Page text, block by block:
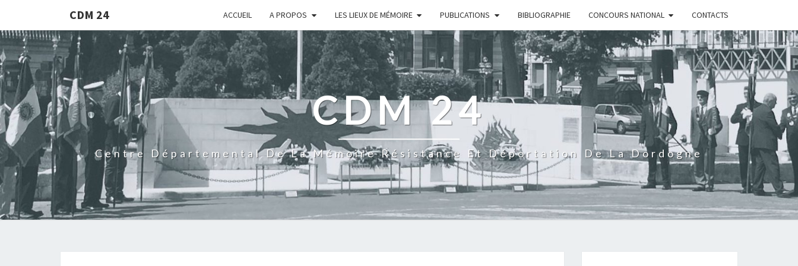
CDM 24 ACCUEIL A PROPOS LES LIEUX DE MÉMOIRE PUBLICATIONS BIBLIOGRAPHIE CONCOURS NATIONAL CONTACTS
CDM 24
Centre Départemental De La Mémoire Résistance Et Déportation De La Dordogne